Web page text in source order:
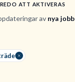
ATT AKTIVERAS
av nya jobb